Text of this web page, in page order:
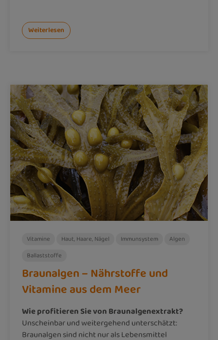
Weiterlesen
Vitamine Haut, Haare, Nägel Immunsystem
Algen
Ballaststoffe
Braunalgen – Nährstoffe und
Vitamine aus dem Meer
Wie profitieren Sie von Braunalgenextrakt?
Unscheinbar und weitergehend unterschätzt:
Braunalgen sind nicht nur als Lebensmittel